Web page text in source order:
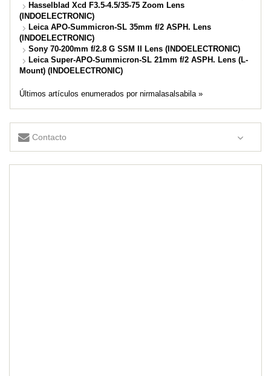
Hasselblad Xcd F3.5-4.5/35-75 Zoom Lens
(INDOELECTRONIC)
Leica APO-Summicron-SL 35mm f/2 ASPH. Lens
(INDOELECTRONIC)
Sony 70-200mm f/2.8 G SSM II Lens (INDOELECTRONIC)
Leica Super-APO-Summicron-SL 21mm f/2 ASPH. Lens (L-
Mount) (INDOELECTRONIC)
Últimos artículos enumerados por nirmalasalsabila »
Contacto